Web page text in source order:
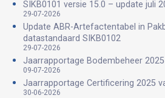
SIKB0101 versie 15.0 – update juli
29-07-2026
Update ABR-Artefactentabel in
datastandaard SIKB0102
29-07-2026
Jaarrapportage Bodembeheer 2025
09-07-2026
Jaarrapportage Certificering 2025
30-06-2026